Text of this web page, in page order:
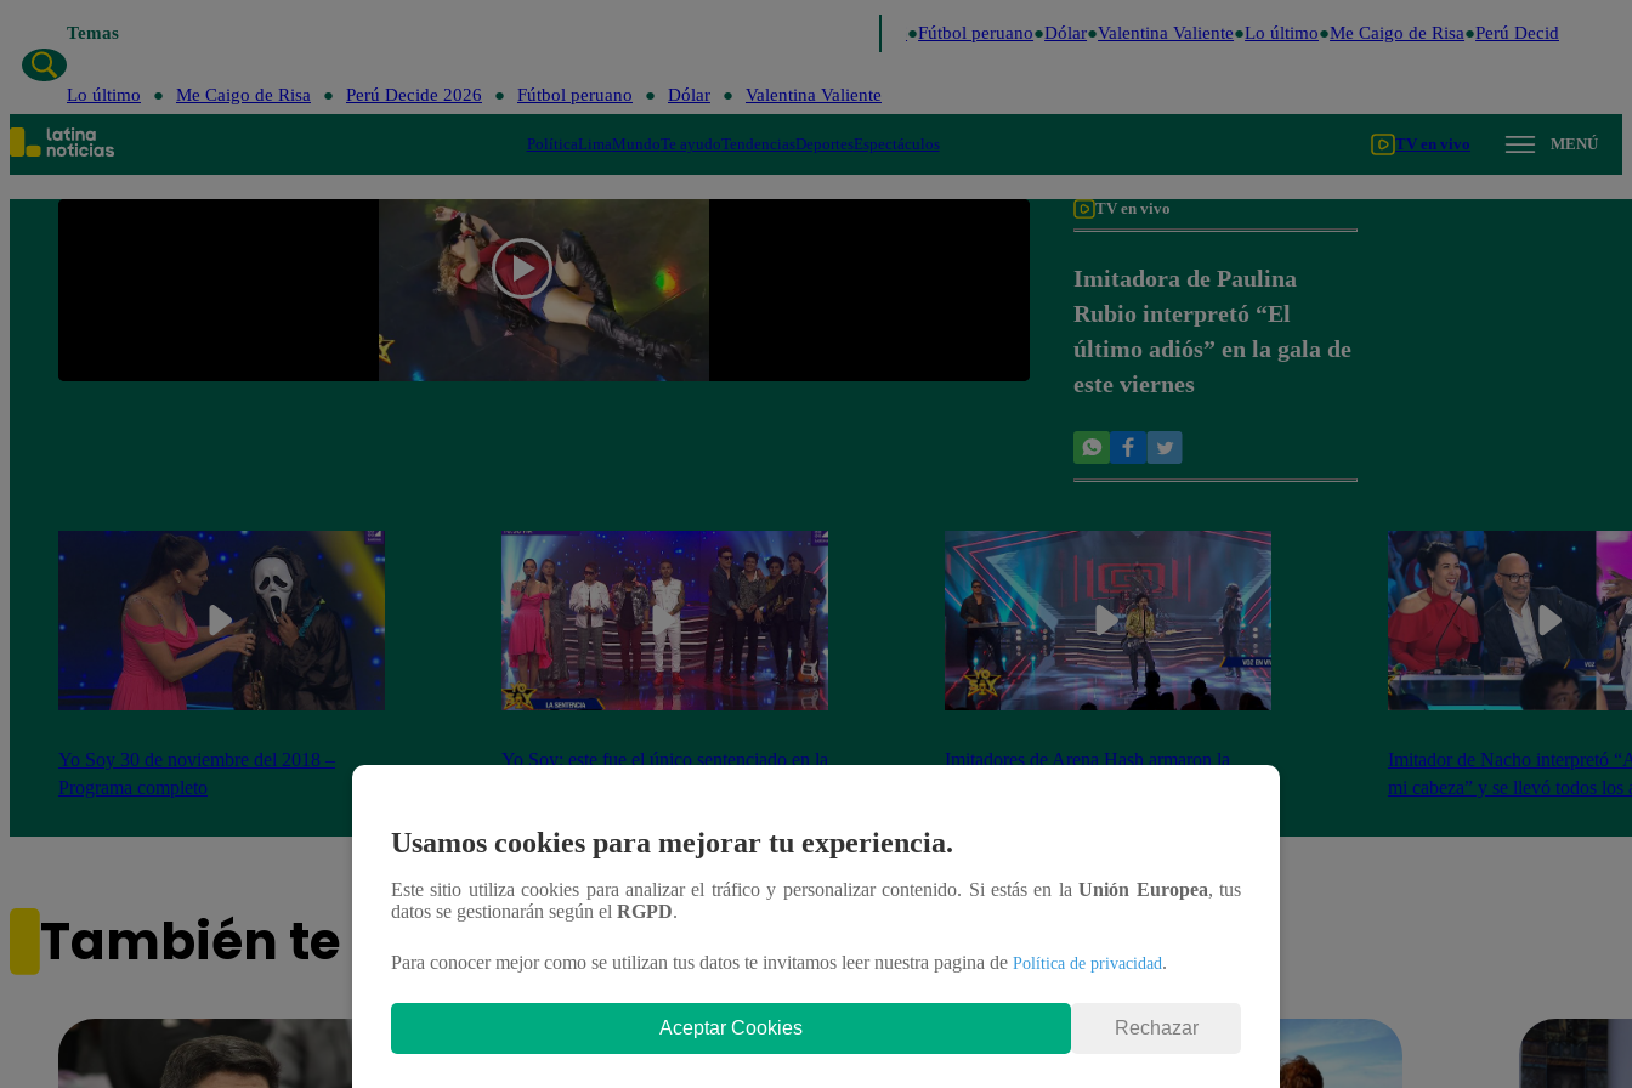
Temas Fútbol peruano Dólar Valentina Valiente Lo último Me Caigo de Risa Perú Decide 2026
Lo último Me Caigo de Risa Perú Decide 2026 Fútbol peruano Dólar Valentina Valiente
PolíticaLimaMundoTe ayudoTendenciasDeportesEspectáculos TV en vivo MENÚ
TV en vivo
Imitadora de Paulina
Rubio interpretó “El
último adiós” en la gala de
este viernes
Yo Soy 30 de noviembre del 2018 –
Programa completo
Yo Soy: este fue el único sentenciado en la
Imitadores de Arena Hash armaron la
Imitador de Nacho interpretó
mi cabeza” y se llevó todos los
También te puede interesar
Usamos cookies para mejorar tu experiencia.
Este sitio utiliza cookies para analizar el tráfico y personalizar contenido. Si estás en laUnión Europea, tus
datos se gestionarán según el RGPD.
Para conocer mejor como se utilizan tus datos te invitamos leer nuestra pagina de Política de privacidad.
Aceptar Cookies Rechazar